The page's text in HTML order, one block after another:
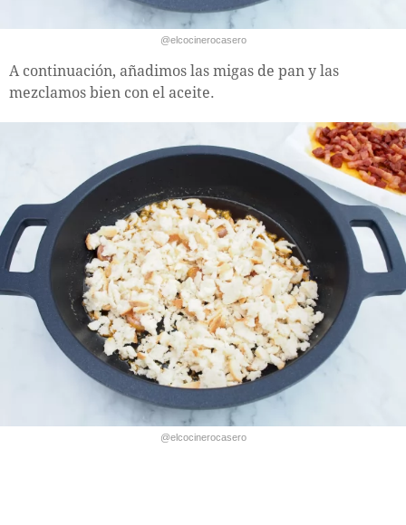
@elcocinerocasero
A continuación, añadimos las migas de pan y las
mezclamos bien con el aceite.
@elcocinerocasero